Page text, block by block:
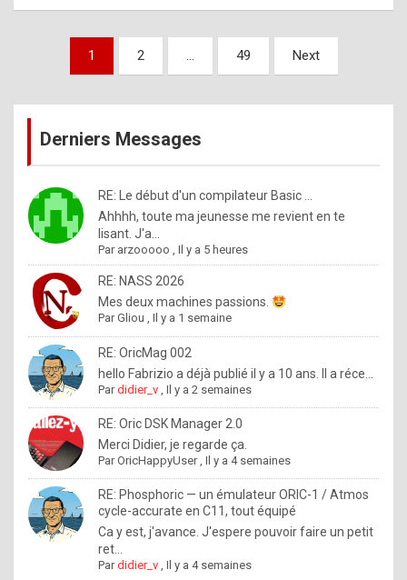
x
a
%
m
a
d
b
y
o
l
e
x
.
I
f
y
Pagination
publications
1 2 … 49 Next
Derniers Messages
RE: Le début d'un compilateur Basic ...
Ahhhh, toute ma jeunesse me revient en te
lisant. J'a...
Par arzooooo ,Il y a 5 heures
RE: NASS 2026
Mes deux machines passions.
ParGliou ,Il y a 1 semaine
RE: OricMag 002
hello Fabrizio a déjà publié il y a 10 ans. Il a réce...
Pardidier_v ,Il y a 2 semaines
RE: Oric DSK Manager 2.0
Merci Didier, je regarde ça.
ParOricHappyUser,Il y a 4 semaines
RE: Phosphoric — un émulateur ORIC-1 / Atmos
cycle-accurate en C11, tout équipé
Ca y est, j'avance. J'espere pouvoir faire un petit
ret...
Pardidier_v ,Il y a 4 semaines